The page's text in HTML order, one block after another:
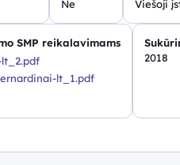
Ne
Viešoji
SMP reikalavimams
lt_1.pdf
2018